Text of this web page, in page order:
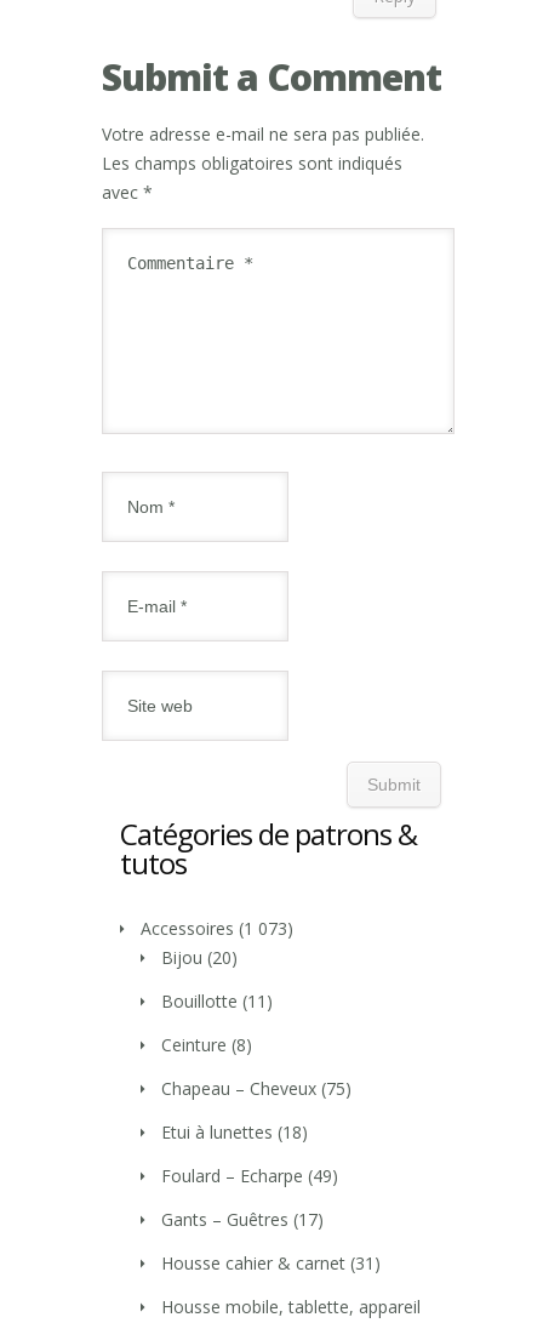
Submit a Comment
Votre adresse e-mail ne sera pas publiée.
Les champs obligatoires sont indiqués
avec *
Catégories de patrons &
tutos
Accessoires (1 073)
Bijou (20)
Bouillotte (11)
Ceinture (8)
Chapeau – Cheveux (75)
Etui à lunettes (18)
Foulard – Echarpe (49)
Gants – Guêtres (17)
Housse cahier & carnet (31)
Housse mobile, tablette, appareil